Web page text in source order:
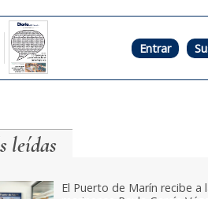
Entrar
leídas
El Puerto de Marín recibe a